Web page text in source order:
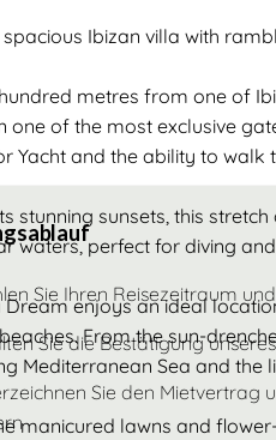
Ibizan villa with
metres from one of
one of the most exclusive
Yacht and the ability to walk
stunning sunsets, this
waters, perfect for diving
Dream enjoys an ideal
From the sun-
Mediterranean Sea and the
manicured lawns and
Sie Ihren Reisezeitraum
Sie die Bestätigung
Sie den Mietvertrag